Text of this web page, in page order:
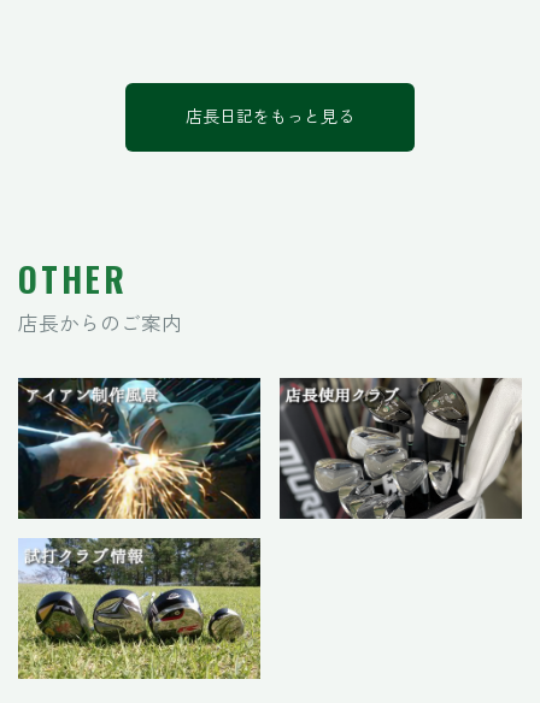
店長日記をもっと見る
OTHER
店長からのご案内